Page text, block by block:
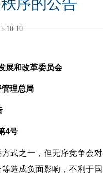
序的公告
10-10
展和改革委员会
管理总局
4号
式之一，但无序竞争会对
造成负面影响，不利于国